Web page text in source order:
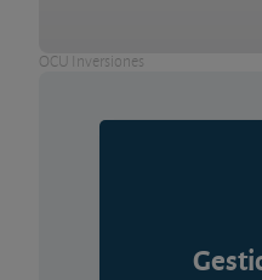
OCU Inversiones